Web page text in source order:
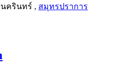
ครินทร์ , สมุทรปราการ